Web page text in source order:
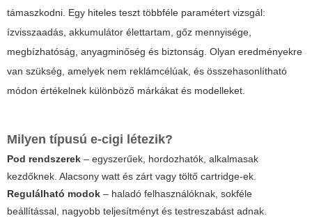
támaszkodni. Egy hiteles teszt többféle paramétert vizsgál:
ízvisszaadás, akkumulátor élettartam, gőz mennyisége,
megbízhatóság, anyagminőség és biztonság. Olyan eredményekre
van szükség, amelyek nem reklámcélúak, és összehasonlítható
módon értékelnek különböző márkákat és modelleket.
Milyen típusú e-cigi létezik?
Pod rendszerek – egyszerűek, hordozhatók, alkalmasak
kezdőknek. Alacsony watt és zárt vagy töltő cartridge-ek.
Regulálható modok – haladó felhasználóknak, sokféle
beállítással, nagyobb teljesítményt és testreszabást adnak.